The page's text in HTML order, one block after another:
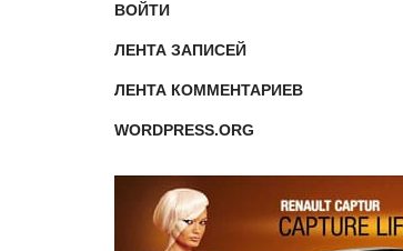
ВОЙТИ
ЛЕНТА ЗАПИСЕЙ
ЛЕНТА КОММЕНТАРИЕВ
WORDPRESS.ORG